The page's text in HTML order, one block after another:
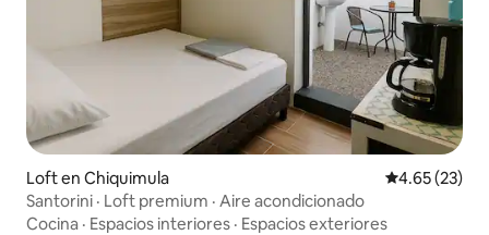
Loft en Chiquimula Calificación
4.65 (23)
Santorini · Loft premium · Aire acondicionado
Cocina · Espacios interiores · Espacios exteriores